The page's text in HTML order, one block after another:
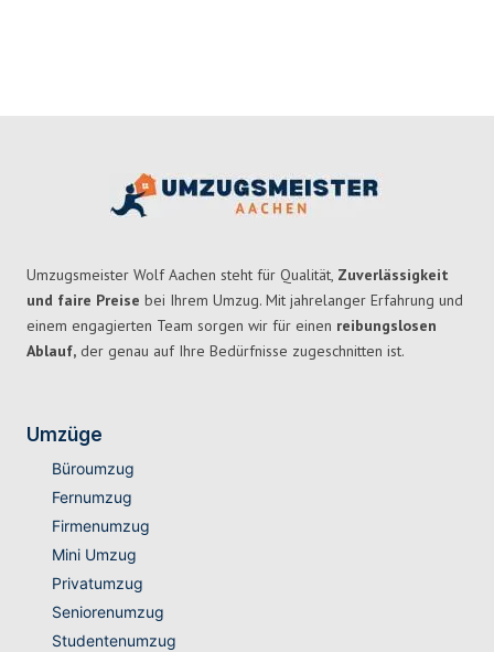
Umzugsmeister Wolf Aachen steht für Qualität, Zuverlässigkeit
und faire Preise bei Ihrem Umzug. Mit jahrelanger Erfahrung und
einem engagierten Team sorgen wir für einen reibungslosen
Ablauf, der genau auf Ihre Bedürfnisse zugeschnitten ist.
Umzüge
Büroumzug
Fernumzug
Firmenumzug
Mini Umzug
Privatumzug
Seniorenumzug
Studentenumzug